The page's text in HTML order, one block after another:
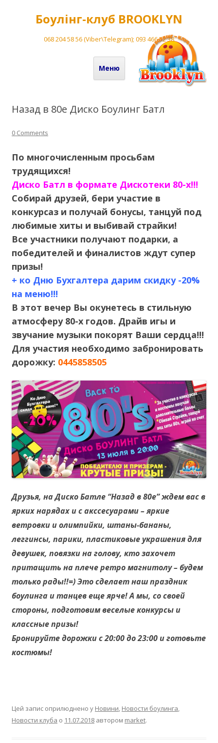
Боулінг-клуб BROOKLYN
068 204 58 56 (Viber\Telegram); 093 466 52 38
Меню
Перейти до вмісту
Назад в 80е Диско Боулинг Батл
0 Comments
По многочисленным просьбам
трудящихся!
Диско Батл в формате Дискотеки 80-х!!!
Собирай друзей, бери участие в
конкурсаз и получай бонуcы, танцуй под
любимые хиты и выбивай страйки!
Все участники получают подарки, а
победителей и финалистов ждут супер
призы!
+ ко Дню Бухгалтера дарим скидку -20%
на меню!!!
В этот вечер Вы окунетесь в стильную
атмосферу 80-х годов. Драйв игы и
звучание музыки покорят Ваши сердца!!!
Для участия необходимо забронировать
дорожку: 0445858505
Друзья, на Диско Батле “Назад в 80е” ждем вас в
ярких нарядах и с акссесуарами – яркие
ветровки и олимпийки, штаны-бананы,
леггинсы, парики, пластиковые украшения для
девушек, повязки на голову, кто захочет
притащить на плече ретро магнитолу – будем
только рады!!=) Это сделает наш праздник
боулинга и танцев еще ярче! А мы, со своей
стороны, подготовим веселые конкурсы и
классные призы!
Бронируйте дорожки с 20:00 до 23:00 и готовьте
костюмы!
Цей запис оприлюднено у Новини, Новости боулинга,
Новости клуба о 11.07.2018 автором market.